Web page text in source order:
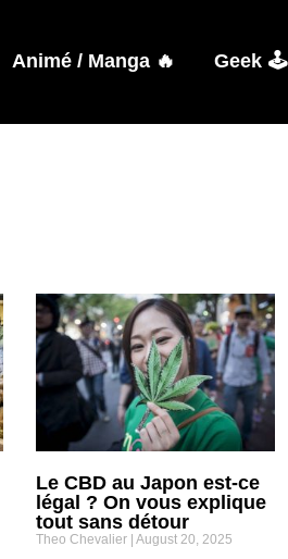
Animé / Manga 🔥 Geek 🕹️
Le CBD au Japon est-ce
légal ? On vous explique
tout sans détour
Theo Chevalier August 20, 2025